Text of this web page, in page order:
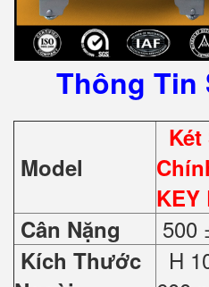
Thông Tin
Model
KEY
Cân Nặng
500
Kích Thước
H